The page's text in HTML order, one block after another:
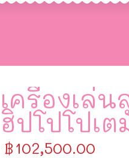
เครื่องเล่
ฮิปโปโปเต
฿102,500.00